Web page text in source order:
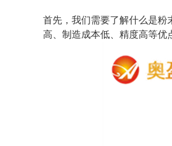
首先，我们需要了解什么是粉
高、制造成本低、精度高等优